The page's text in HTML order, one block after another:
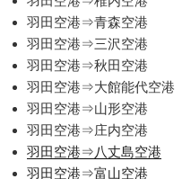
羽田空港⇒青森空港
羽田空港⇒三沢空港
羽田空港⇒秋田空港
羽田空港⇒大館能代空港
羽田空港⇒山形空港
羽田空港⇒庄内空港
羽田空港⇒八丈島空港
羽田空港⇒富山空港